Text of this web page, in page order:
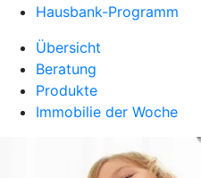
Hausbank-Programm
Übersicht
Beratung
Produkte
Immobilie der Woche